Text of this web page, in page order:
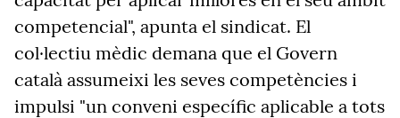
competencial", apunta el sindicat. El
col·lectiu mèdic demana que el Govern
català assumeixi les seves competències i
impulsi "un conveni específic aplicable a tots